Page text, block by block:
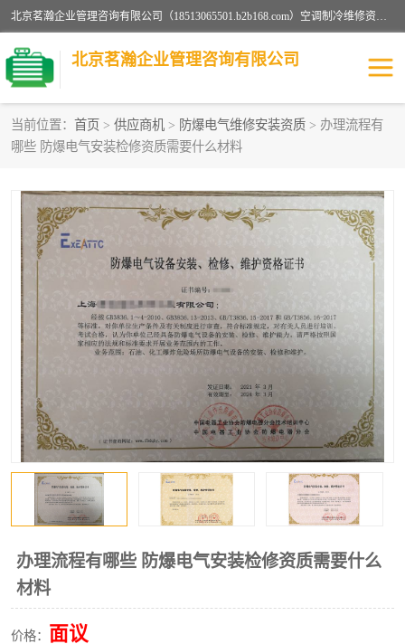
北京茗瀚企业管理咨询有限公司（18513065501.b2b168.com）空调制冷维修资质,油烟管道清洗资质,清洗行业资质公司秉承“顾客至上，锐意进缺的经营理念，我们提供高质量的产品，坚持“客户”的原则为广大客户提供贴心服务。如果你对公司的产品感兴趣，可以联系高经理，我们会用好的产品和服务让您满意。
北京茗瀚企业管理咨询有限公司
当前位置： 首页 > 供应商机 > 防爆电气维修安装资质 > 办理流程有
哪些 防爆电气安装检修资质需要什么材料
办理流程有哪些 防爆电气安装检修资质需要什么
材料
价格： 面议
烟道清洗资质 设备维修安装资质
清洗资质 认证服务
防爆电气维修安装资质 空调制冷维修安装资质